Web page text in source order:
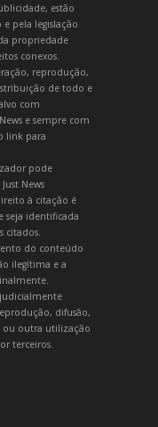
estão
pela legislação
propriedade
conexos.
reprodução,
de todo e
com
e sempre com
link para
pode
News
à citação é
seja identificada
citados.
do conteúdo
ilegítima e a
judicialmente
difusão,
ou outra utilização
terceiros.